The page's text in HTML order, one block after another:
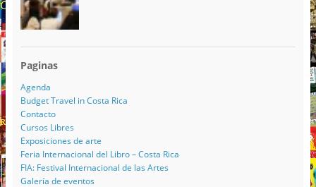
Paginas
Agenda
Budget Travel in Costa Rica
Contacto
Cursos Libres
Exposiciones de arte
Feria Internacional del Libro – Costa Rica
FIA: Festival Internacional de las Artes
Galería de eventos